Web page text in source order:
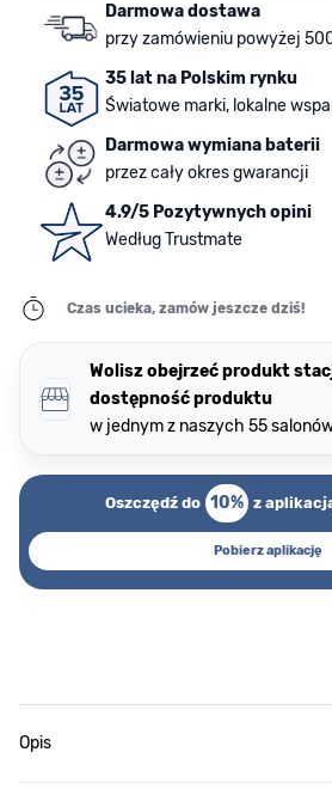
Darmowa dostawa
przy zamówieniu powyżej
35 lat na Polskim rynku
Światowe marki, lokalne
Darmowa wymiana baterii
przez cały okres gwarancji
4.9/5 Pozytywnych opini
Według Trustmate
Czas ucieka, zamów jeszcze dziś!
Wolisz obejrzeć produkt
dostępność produktu
w jednym z naszych 55
Oszczędź do 10% z
Pobierz aplikację
Opis